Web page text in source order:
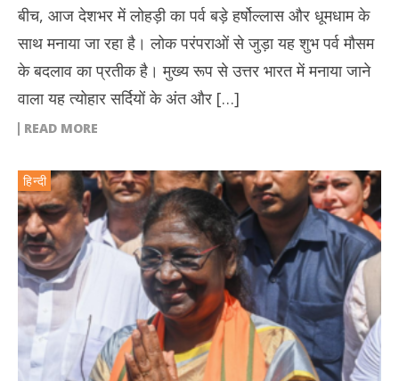
बीच, आज देशभर में लोहड़ी का पर्व बड़े हर्षोल्लास और धूमधाम के
साथ मनाया जा रहा है। लोक परंपराओं से जुड़ा यह शुभ पर्व मौसम
के बदलाव का प्रतीक है। मुख्य रूप से उत्तर भारत में मनाया जाने
वाला यह त्योहार सर्दियों के अंत और […]
READ MORE
हिन्दी